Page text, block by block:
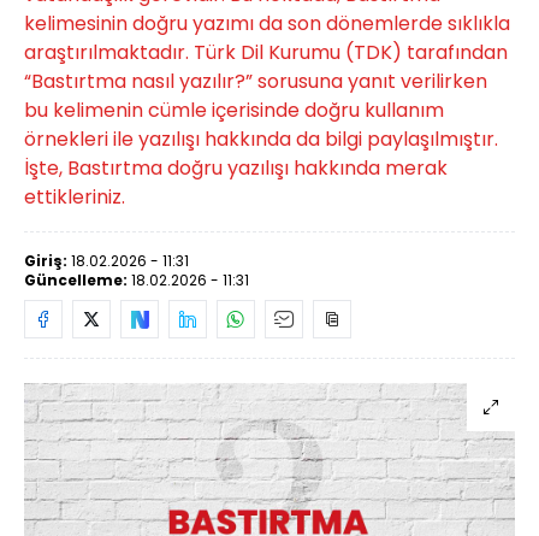
kelimesinin doğru yazımı da son dönemlerde sıklıkla
araştırılmaktadır. Türk Dil Kurumu (TDK) tarafından
“Bastırtma nasıl yazılır?” sorusuna yanıt verilirken
bu kelimenin cümle içerisinde doğru kullanım
örnekleri ile yazılışı hakkında da bilgi paylaşılmıştır.
İşte, Bastırtma doğru yazılışı hakkında merak
ettikleriniz.
Giriş: 18.02.2026 - 11:31
Güncelleme: 18.02.2026 - 11:31